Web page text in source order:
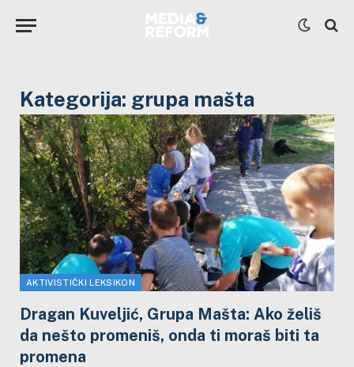
Kategorija: grupa mašta
AKTIVISTIČKI LEKSIKON
Dragan Kuveljić, Grupa Mašta: Ako želiš
da nešto promeniš, onda ti moraš biti ta
promena